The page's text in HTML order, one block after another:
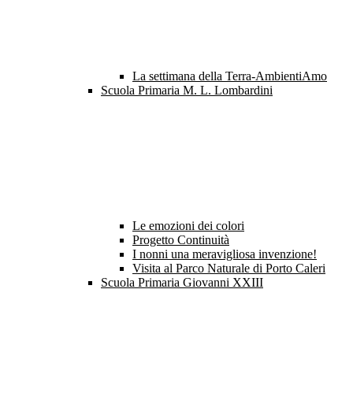
La settimana della Terra-AmbientiAmo
Scuola Primaria M. L. Lombardini
Le emozioni dei colori
Progetto Continuità
I nonni una meravigliosa invenzione!
Visita al Parco Naturale di Porto Caleri
Scuola Primaria Giovanni XXIII